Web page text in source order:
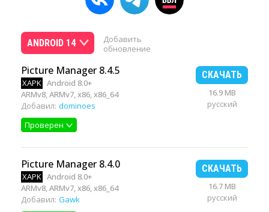
ANDROID 14
Добавить
обновление
Picture Manager 8.4.5
XAPK Android 8.0+
ARMv8, ARMv7, x86, x86_64
Добавил: dominoes
Проверен
СКАЧАТЬ
16.9 MB
русский
Picture Manager 8.4.0
XAPK Android 8.0+
ARMv8, ARMv7, x86, x86_64
Добавил: Gawk
СКАЧАТЬ
16.7 MB
русский